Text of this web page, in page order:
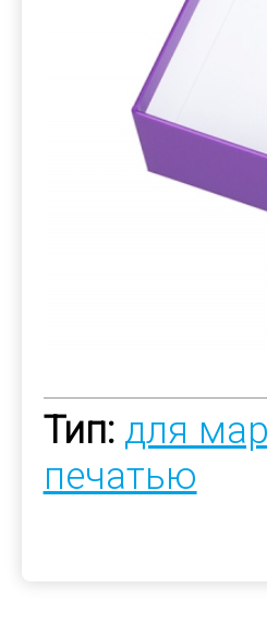
Тип: для
печатью